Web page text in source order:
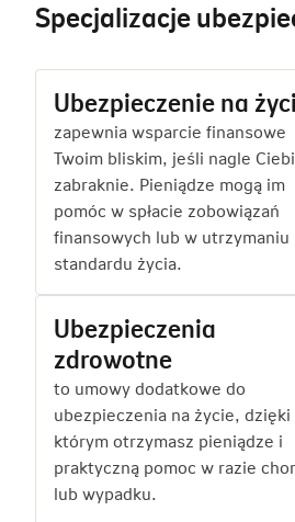
Specjalizacje
Ubezpieczenie na
zapewnia wsparcie finansowe
Twoim bliskim, jeśli nagle
zabraknie. Pieniądze mogą im
pomóc w spłacie zobowiązań
finansowych lub w utrzymaniu
standardu życia.
Ubezpieczenia
zdrowotne
to umowy dodatkowe do
ubezpieczenia na życie, dzięki
którym otrzymasz pieniądze i
praktyczną pomoc w razie
lub wypadku.